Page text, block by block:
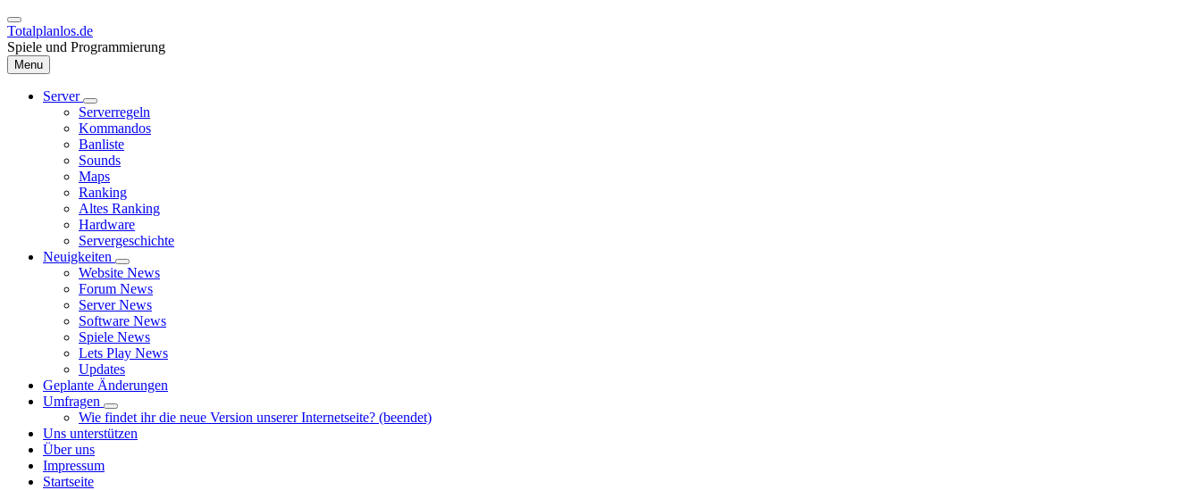
Direkt
zum
Inhalt
Totalplanlos.de
Spiele und Programmierung
Menu
Hauptnavigation
Server
Unternavigation
von
Server
Serverregeln
Kommandos
Banliste
Sounds
Maps
Ranking
Altes Ranking
Hardware
Servergeschichte
Neuigkeiten
Unternavigation
von
Neuigkeiten
Website News
Forum News
Server News
Software News
Spiele News
Lets Play News
Updates
Geplante Änderungen
Umfragen
Unternavigation
von
Umfragen
Wie findet ihr die neue Version unserer Internetseite? (beendet)
Uns unterstützen
Über uns
Impressum
Startseite